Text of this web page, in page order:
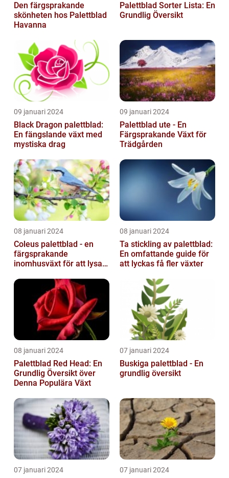
Den färgsprakande
skönheten hos Palettblad
Havanna
Palettblad Sorter Lista: En
Grundlig Översikt
09 januari 2024
Black Dragon palettblad:
En fängslande växt med
mystiska drag
09 januari 2024
Palettblad ute - En
Färgsprakande Växt för
Trädgården
08 januari 2024
Coleus palettblad - en
färgsprakande
inomhusväxt för att lysa
08 januari 2024
Ta stickling av palettblad:
En omfattande guide för
att lyckas få fler växter
08 januari 2024
Palettblad Red Head: En
Grundlig Översikt över
Denna Populära Växt
07 januari 2024
Buskiga palettblad - En
grundlig översikt
07 januari 2024 07 januari 2024